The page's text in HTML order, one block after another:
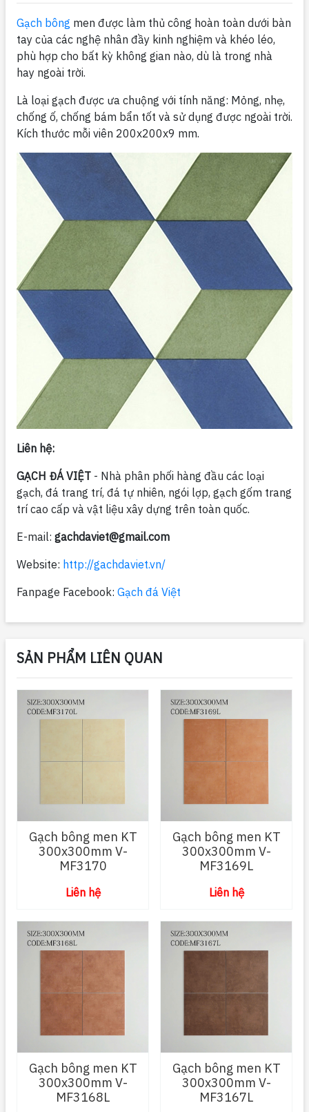
Gạch bông men được làm thủ công hoàn toàn dưới bàn
tay của các nghệ nhân đầy kinh nghiệm và khéo léo,
phù hợp cho bất kỳ không gian nào, dù là trong nhà
hay ngoài trời.
Là loại gạch được ưa chuộng với tính năng: Mỏng, nhẹ,
chống ố, chống bám bẩn tốt và sử dụng được ngoài trời.
Kích thước mỗi viên 200x200x9 mm.
Liên hệ:
GẠCH ĐÁ VIỆT - Nhà phân phối hàng đầu các loại
gạch, đá trang trí, đá tự nhiên, ngói lợp, gạch gốm trang
trí cao cấp và vật liệu xây dựng trên toàn quốc.
E-mail: gachdaviet@gmail.com
Website: http://gachdaviet.vn/
Fanpage Facebook: Gạch đá Việt
SẢN PHẨM LIÊN QUAN
Gạch bông men KT
300x300mm V-
MF3170
Liên hệ
Gạch bông men KT
300x300mm V-
MF3169L
Liên hệ
Gạch bông men KT
300x300mm V-
MF3168L
Gạch bông men KT
300x300mm V-
MF3167L